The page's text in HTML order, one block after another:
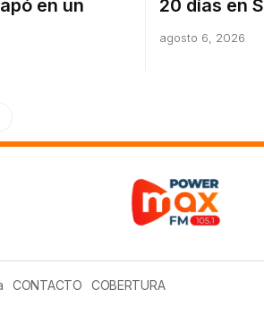
en un
20 días en
agosto 6, 2026
CONTACTO COBERTURA